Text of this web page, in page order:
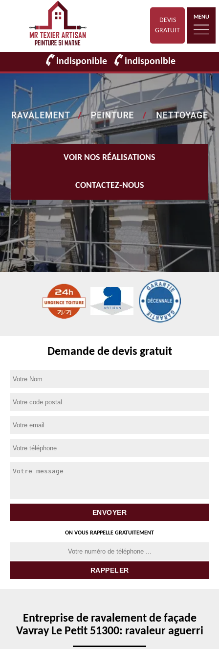
DEVIS
GRATUIT
MENU
indisponible indisponible
VOIR NOS RÉALISATIONS
CONTACTEZ-NOUS
Demande de devis gratuit
ON VOUS RAPPELLE GRATUITEMENT
Entreprise de ravalement de façade
Vavray Le Petit 51300: ravaleur aguerri